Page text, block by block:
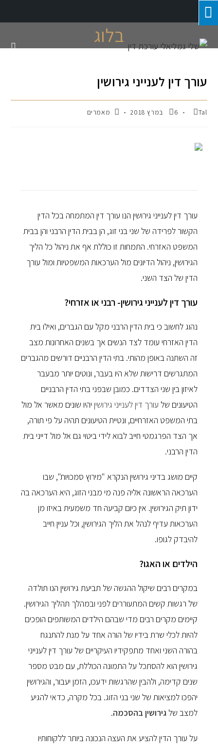
בלוג
עורך דין לענייני גירושין
Tal 6 במרץ 2018 מאמרים
עורך דין לענייני גירושין הנו עורך דין המתמחה בכל הדין
הקשור לפרידה של שני בני זוג, הן בבית הדין הרבני והן בבית
המשפט האזרחי. התמחות זו כוללת אף את ניהול כל הליך
הגירושין, ניהול הדיונים מול הערכאות המשפטיות ומול עורך
הדין של הצד השני.
עורך דין לענייני גירושין- רבני או אזרחי?
נהוג לחשוב כי בית הדין הרבני מקל עם הגברים, ואילו בית
הדין האזרחי עומד לצד הנשים אך בשנים האחרונות מצב
זה השתנה באופן מהותי. בתי הדין הרבניים דורשים מהגברים
המתגרשים דרישות שלא היו בעבר, ונוטים יותר מבעבר
לאיזון בין שני הצדדים. כמובן שבפני בתי הדין הרבניים
הטיעונים של עורך דין לענייני גירושין יהיו שונים מאשר אל מול
בתי המשפט האזרחיים, ונטיית הטיעונים תהיה על פי תורה,
אך הצד הפרגמטי חייב לבוא לידי ביטוי גם אל מול דייני בית
הדין הרבני.
קיים מושג בדיני גירושין הנקרא "מירוץ סמכויות", שבו
הערכאה הראשונה אליה פנה מי מבני הזוג, היא הערכאה בה
ידון תיק הגירושין. אין כיום קביעה חד משמעית באיזו מן
הערכאות עדיף לנהל את הליך הגירושין, וכל עניין חייב
להיבדק לגופו.
הילדים או האגו?
במקרים רבים שיקול ההגשה של תביעת גירושין הנו תולדה
של רגשות קשים המתעוררים לפני ובמהלך תהליך הגירושין.
קיימים מקרים רבים מדי שבהם הילדים המשותפים הופכים
להיות לכלי שרת בידיו של הורה אחד על מנת להתנגח
בהורה השני ואחד מתפקידיו העיקריים של עורך דין לענייני
גירושין הוא להסתכל על התמונה הכוללת, עם מבט מספר
שנים קדימה, ולהבין שהרגשות ידעכו, הזמן יעבור, והגירושין
יהפכו למציאות של שני בני הזוג. בכל מקרה, כדאי להגיע
למצב שלגירושין בהסכמה.
על עורך הדין להציע את העצה הנכונה ביותר ללקוחותיו